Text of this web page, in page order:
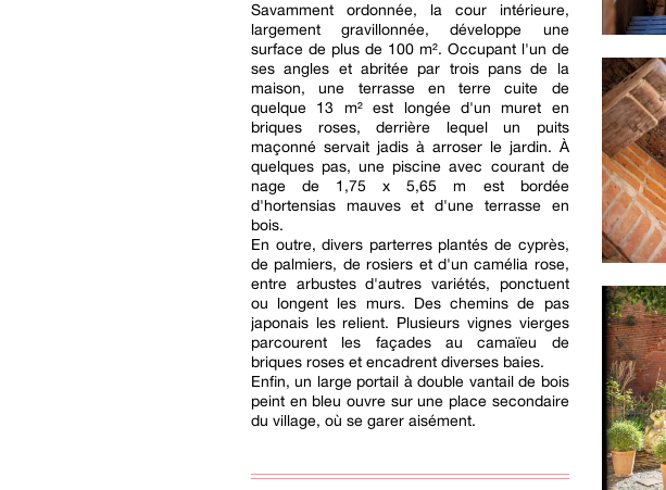
Savamment ordonnée, la cour intérieure,
largement gravillonnée, développe une
surface de plus de 100 m². Occupant l'un de
ses angles et abritée par trois pans de la
maison, une terrasse en terre cuite de
quelque 13 m² est longée d'un muret en
briques roses, derrière lequel un puits
maçonné servait jadis à arroser le jardin. À
quelques pas, une piscine avec courant de
nage de 1,75 x 5,65 m est bordée
d'hortensias mauves et d'une terrasse en
bois.
En outre, divers parterres plantés de cyprès,
de palmiers, de rosiers et d'un camélia rose,
entre arbustes d'autres variétés, ponctuent
ou longent les murs. Des chemins de pas
japonais les relient. Plusieurs vignes vierges
parcourent les façades au camaïeu de
briques roses et encadrent diverses baies.
Enfin, un large portail à double vantail de bois
peint en bleu ouvre sur une place secondaire
du village, où se garer aisément.